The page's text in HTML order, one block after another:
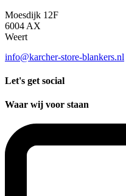
Moesdijk 12F
6004 AX
Weert
info@karcher-store-blankers.nl
Let's get social
Waar wij voor staan